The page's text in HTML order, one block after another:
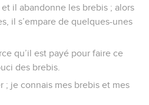
il abandonne les brebis ; alors
il s’empare de quelques-unes
qu’il est payé pour faire ce
des brebis.
; je connais mes brebis et mes